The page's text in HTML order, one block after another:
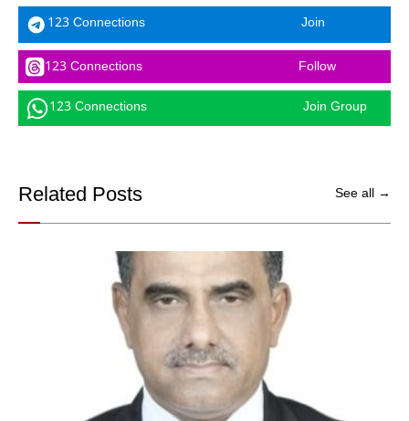
123 Connections Join
123 Connections Follow
123 Connections Join Group
Related Posts See all →